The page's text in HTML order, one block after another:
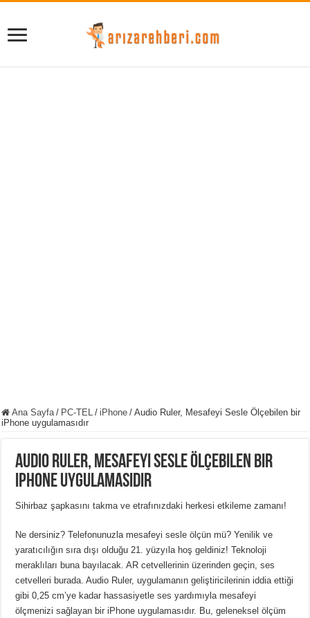
Ana Sayfa / PC-TEL / iPhone / Audio Ruler, Mesafeyi Sesle Ölçebilen bir
iPhone uygulamasıdır
Audio Ruler, Mesafeyi Sesle Ölçebilen bir
iPhone uygulamasıdır
Sihirbaz şapkasını takma ve etrafınızdaki herkesi etkileme zamanı!
Ne dersiniz? Telefonunuzla mesafeyi sesle ölçün mü? Yenilik ve
yaratıcılığın sıra dışı olduğu 21. yüzyıla hoş geldiniz! Teknoloji
meraklıları buna bayılacak. AR cetvellerinin üzerinden geçin, ses
cetvelleri burada. Audio Ruler, uygulamanın geliştiricilerinin iddia ettiği
gibi 0,25 cm’ye kadar hassasiyetle ses yardımıyla mesafeyi
ölçmenizi sağlayan bir iPhone uygulamasıdır. Bu, geleneksel ölçüm